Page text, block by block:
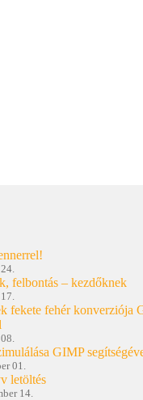
felbontás – kezdőknek
fekete fehér konverziója
GIMP
01.
letöltés
14.